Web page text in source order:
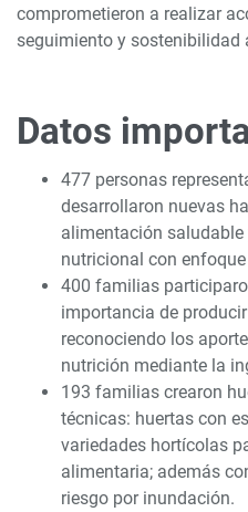
comprometieron a realizar
seguimiento y sostenibilidad
Datos
477 personas
desarrollaron nuevas
alimentación
nutricional con enfoque
400 familias
importancia de
reconociendo los
nutrición mediante la
193 familias crearon
técnicas: huertas con
variedades hortícolas
alimentaria; además
riesgo por inundación.